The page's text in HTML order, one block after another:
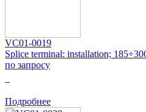
VC01-0019
Splice terminal: installation;
по запросу
Подробнее